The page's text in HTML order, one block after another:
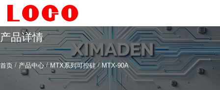
希曼顿科技专注研发与制造
全系列工业级交流固态继电器（SSR）、一体化电力调整
产品详情
首页 / 产品中心 /MTX系列可控硅 /MTX-90A